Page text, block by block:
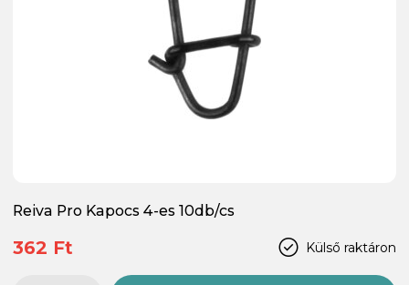
Reiva Pro Kapocs 4-es 10db/cs
Külső raktáron
362 Ft